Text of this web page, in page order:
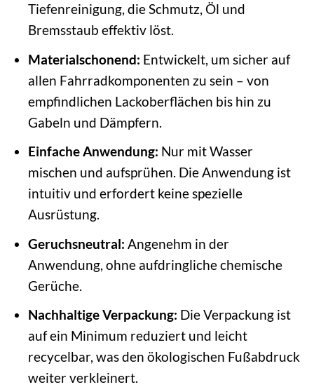
Tiefenreinigung, die Schmutz, Öl und
Bremsstaub effektiv löst.
Materialschonend: Entwickelt, um sicher auf
allen Fahrradkomponenten zu sein – von
empfindlichen Lackoberflächen bis hin zu
Gabeln und Dämpfern.
Einfache Anwendung: Nur mit Wasser
mischen und aufsprühen. Die Anwendung ist
intuitiv und erfordert keine spezielle
Ausrüstung.
Geruchsneutral: Angenehm in der
Anwendung, ohne aufdringliche chemische
Gerüche.
Nachhaltige Verpackung: Die Verpackung ist
auf ein Minimum reduziert und leicht
recycelbar, was den ökologischen Fußabdruck
weiter verkleinert.